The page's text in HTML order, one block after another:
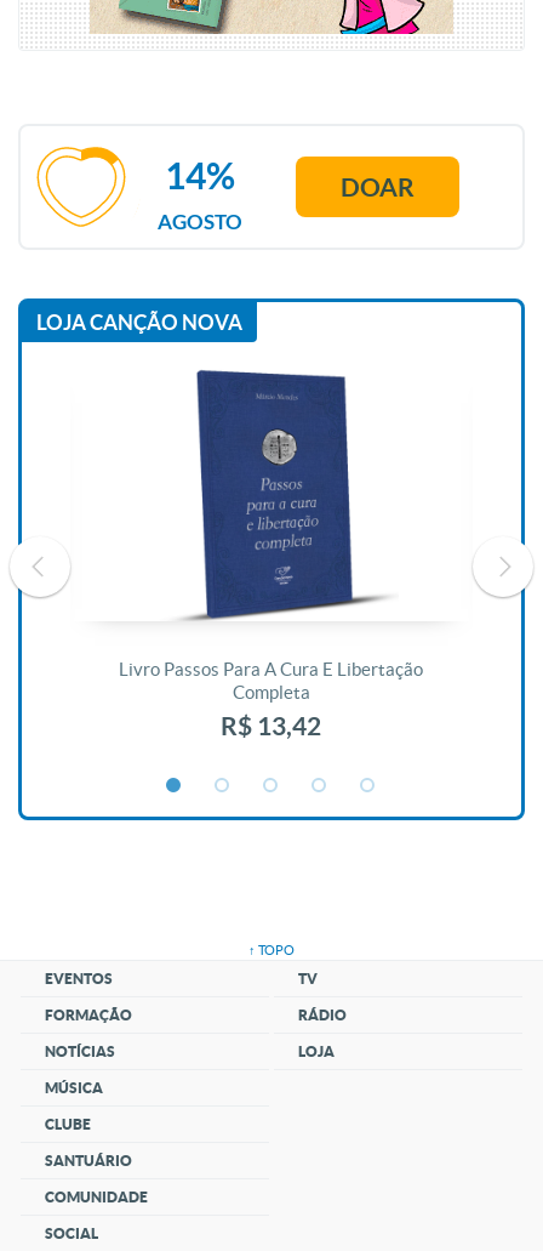
AGOSTO
14% DOAR
LOJA CANÇÃO NOVA
Livro Passos Para A Cura E Libertação
Completa
R$ 13,42
↑ TOPO
EVENTOS
FORMAÇÃO
NOTÍCIAS
MÚSICA
CLUBE
SANTUÁRIO
COMUNIDADE
SOCIAL
TV
RÁDIO
LOJA